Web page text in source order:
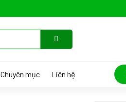
Chuyên mục Liên hệ